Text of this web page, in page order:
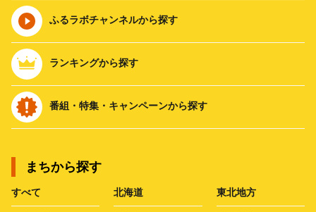
ふるラボチャンネルから探す
ランキングから探す
番組・特集・キャンペーンから探す
まちから探す
すべて 北海道 東北地方